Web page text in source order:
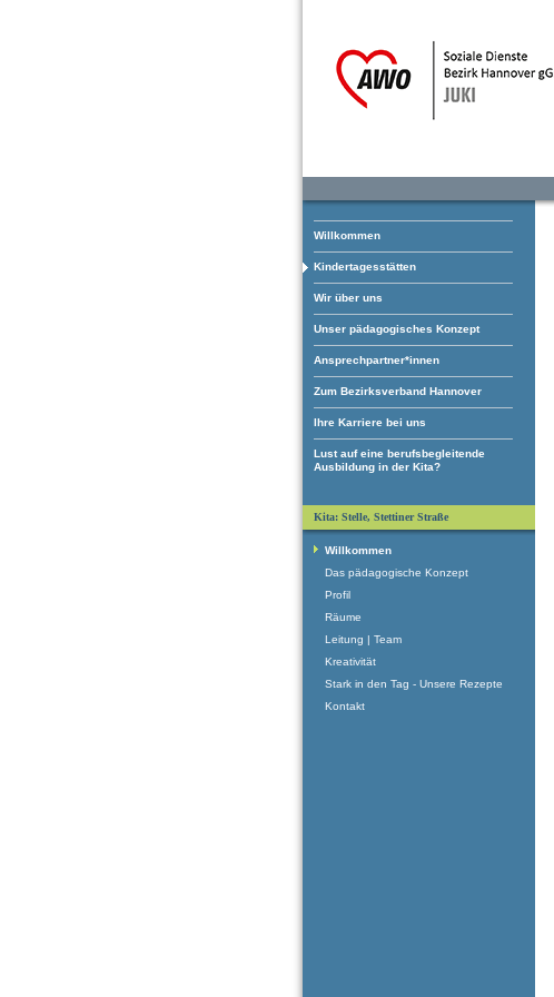
Willkommen
Kindertagesstätten
Wir über uns
Unser pädagogisches Konzept
Ansprechpartner*innen
Zum Bezirksverband Hannover
Ihre Karriere bei uns
Lust auf eine berufsbegleitende
Ausbildung in der Kita?
Kita: Stelle, Stettiner Straße
Willkommen
Das pädagogische Konzept
Profil
Räume
Leitung | Team
Kreativität
Stark in den Tag - Unsere Rezepte
Kontakt